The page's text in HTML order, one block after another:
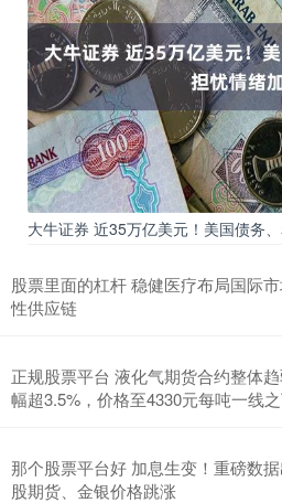
大牛证券 近35万亿美元！美国债务
股票里面的杠杆 稳健医疗布局国际
性供应链
正规股票平台 液化气期货合约整体
幅超3.5%，价格至4330元每吨一线
那个股票平台好 加息生变！重磅数
股期货、金银价格跳涨